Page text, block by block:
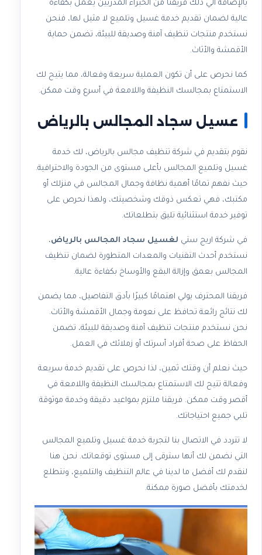
بالإضافة الي ذلك فريقنا من الخبراء المدربين يعمل بكفاءة
عالية لضمان تقديم خدمة غسيل وتلميع لا مثيل لها، فنحن
نستخدم منتجات تنظيف آمنة وصديقة للبيئة، تضمن حماية
الأقمشة والأثاث.
كما نحرص على أن تكون العملية سريعة وفعالة، مما يتيح لك
الاستمتاع بمجالسك النظيفة واللامعة في أسرع وقت ممكن.
عسيل سجاد المجالس بالرياض
نقوم بتقديم في شركة تنظيف مجالس بالرياض، لك خدمة
غسيل وتلميع المجالس بأعلى مستوى من الجودة والاحترافية.
حيث نفهم تمامًا أهمية نظافة وجمال المجالس في منزلك أو
مكتبك، فهي تعكس ذوقك وشخصيتك، ولهذا نحرص على
توفير خدمة استثنائية تليق بتطلعاتك.
في شركة اريج ستي لغسيل سجاد المجالس بالرياض،
نستخدم أحدث التقنيات والمعدات المتطورة لضمان تنظيف
المجالس بعمق وإزالة البقع والأوساخ بكفاءة عالية.
فريقنا المحترف يولي اهتمامًا كبيرًا بأدق التفاصيل، مما يضمن
لك نتائج رائعة تحافظ على نعومة وجمال الأقمشة والأثاث.
نحن نستخدم منتجات تنظيف آمنة وصديقة للبيئة، تضمن
الحفاظ على صحة أفراد أسرتك أو زملائك في العمل.
حيث نعلم أن وقتك ثمين، لذا نحرص على تقديم خدمة سريعة
وفعالة تتيح لك الاستمتاع بمجالسك النظيفة واللامعة في
أقصر وقت ممكن. فريقنا ملتزم بمواعيد دقيقة وخدمة موثوقة
تلبي جميع احتياجاتك.
لا تتردد في الاتصال بنا لتجربة خدمة غسيل وتلميع المجالس
التي نضمن لك أنها سترقى إلى مستوى توقعاتك. نحن هنا
لنقدم لك أفضل ما لدينا في عالم التنظيف والتلميع، ونتطلع
لخدمتك بأفضل صورة ممكنة.